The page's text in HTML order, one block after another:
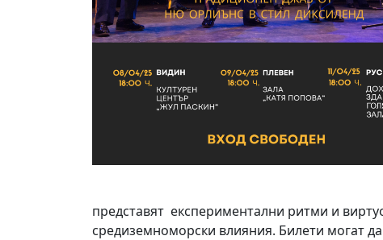
представят експериментални ритми и
средиземноморски влияния. Билети могат